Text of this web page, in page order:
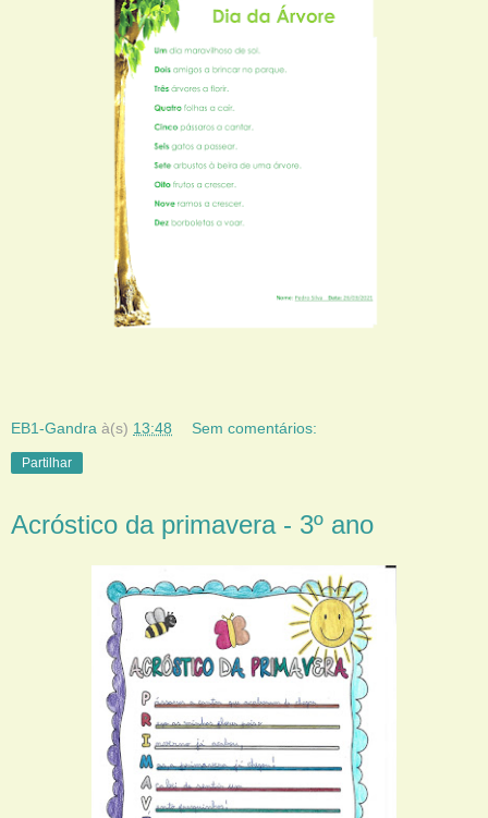
EB1-Gandra à(s) 13:48 Sem comentários:
Partilhar
Acróstico da primavera - 3º ano